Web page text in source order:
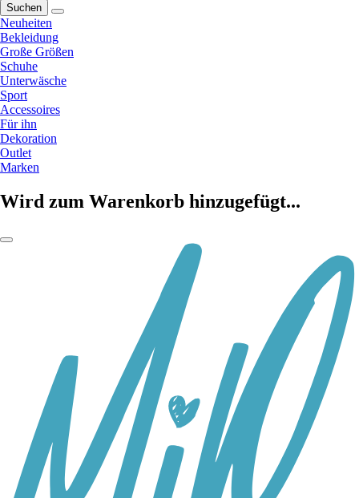
Suchen
Neuheiten
Bekleidung
Große Größen
Schuhe
Unterwäsche
Sport
Accessoires
Für ihn
Dekoration
Outlet
Marken
Wird zum Warenkorb hinzugefügt...